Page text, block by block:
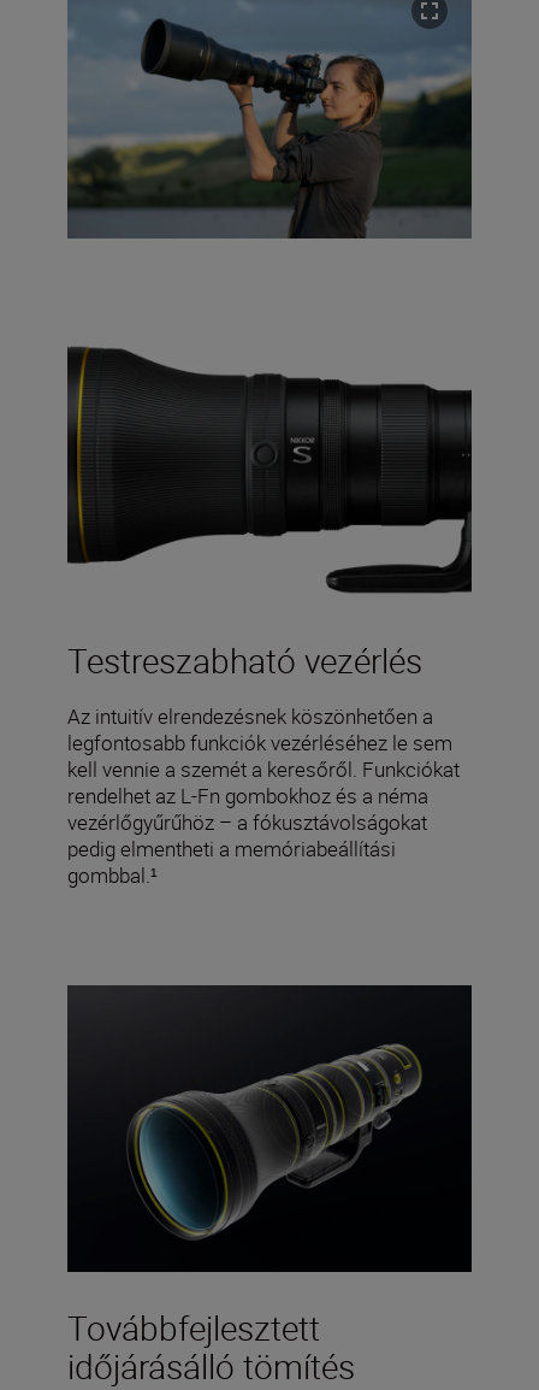
Testreszabható vezérlés
Az intuitív elrendezésnek köszönhetően a
legfontosabb funkciók vezérléséhez le sem
kell vennie a szemét a keresőről. Funkciókat
rendelhet az L-Fn gombokhoz és a néma
vezérlőgyűrűhöz – a fókusztávolságokat
pedig elmentheti a memóriabeállítási
gombbal.¹
Továbbfejlesztett
időjárásálló tömítés